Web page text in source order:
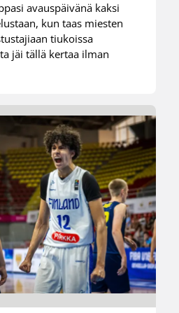
avauspäivänä kaksi
kun taas miesten
tiukoissa
jäi tällä kertaa ilman